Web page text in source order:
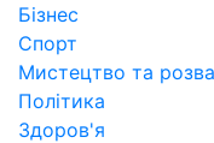
Бізнес
Спорт
Мистецтво та
Політика
Здоров'я